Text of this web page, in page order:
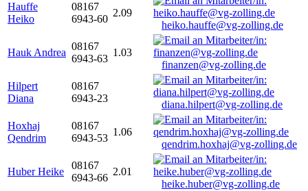
Hauffe
Heiko
08167
6943-60
2.09
heiko.hauffe@vg-zolling.de
Hauk Andrea
08167
6943-63
1.03
finanzen@vg-zolling.de
Hilpert
Diana
08167
6943-23
diana.hilpert@vg-zolling.de
Hoxhaj
Qendrim
08167
6943-53
1.06
qendrim.hoxhaj@vg-zolling.de
Huber Heike
08167
6943-66
2.01
heike.huber@vg-zolling.de